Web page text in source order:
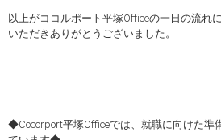
以上がココルポート平塚Officeの一日の流れ
いただきありがとうございました。
◆Cocorport平塚Officeでは、就職に向けた準